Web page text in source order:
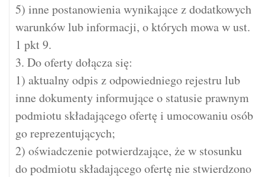
5) inne postanowienia wynikające z dodatkowych
warunków lub informacji, o których mowa w ust.
1 pkt 9.
3. Do oferty dołącza się:
1) aktualny odpis z odpowiedniego rejestru lub
inne dokumenty informujące o statusie prawnym
podmiotu składającego ofertę i umocowaniu osób
go reprezentujących;
2) oświadczenie potwierdzające, że w stosunku
do podmiotu składającego ofertę nie stwierdzono